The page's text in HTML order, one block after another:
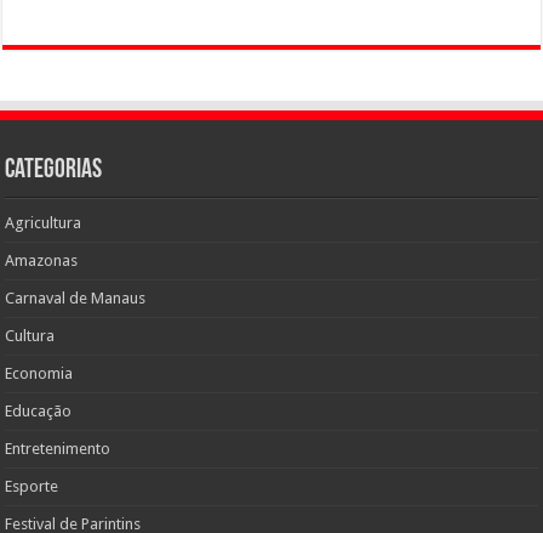
Categorias
Agricultura
Amazonas
Carnaval de Manaus
Cultura
Economia
Educação
Entretenimento
Esporte
Festival de Parintins